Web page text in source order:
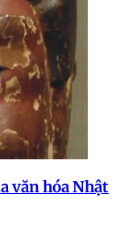
văn hóa Nhật